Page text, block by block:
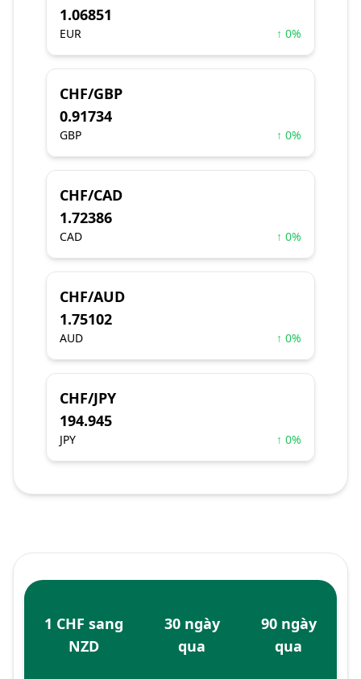
1.06851
EUR ↑ 0%
CHF/GBP
0.91734
GBP ↑ 0%
CHF/CAD
1.72386
CAD ↑ 0%
CHF/AUD
1.75102
AUD ↑ 0%
CHF/JPY
194.945
JPY ↑ 0%
1 CHF sang
NZD
30 ngày
qua
90 ngày
qua